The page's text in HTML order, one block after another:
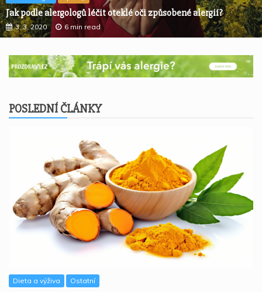
Jak podle alergologů léčit oteklé oči způsobené alergií?
3. 3. 2020 6 min read
POSLEDNÍ ČLÁNKY
Dieta a výživa Ostatní